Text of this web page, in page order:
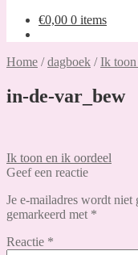
€0,00 0 items
Home /dagboek /Ik toon
in-de-var_bew
Bericht
navigatie
Vorig
bericht:
Ik toon en ik oordeel
Geef een reactie
Je e-mailadres wordt niet
gemarkeerd met *
Reactie *